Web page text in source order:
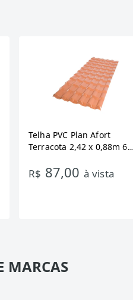
Telha PVC Plan Afort
Terracota 2,42 x 0,88m 6
R$ 87,00 à vista
MARCAS